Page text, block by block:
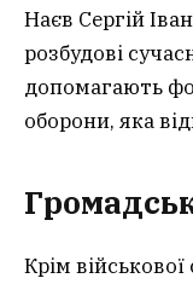
Наєв Сергій
розбудові
допомагають
оборони, яка
Крім